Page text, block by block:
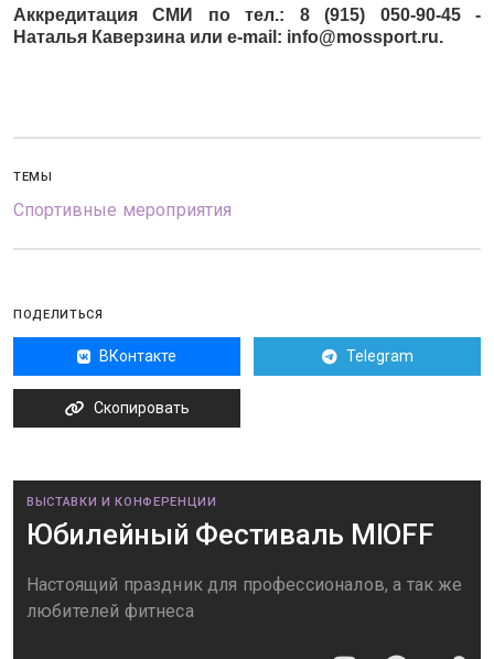
Аккредитация СМИ по тел.: 8 (915) 050-90-45 -
Наталья Каверзина или e-mail: info@mossport.ru.
ТЕМЫ
Спортивные мероприятия
ПОДЕЛИТЬСЯ
ВКонтакте Telegram
Скопировать
ВЫСТАВКИ И КОНФЕРЕНЦИИ
Юбилейный Фестиваль MIOFF
Настоящий праздник для профессионалов, а так же
любителей фитнеса